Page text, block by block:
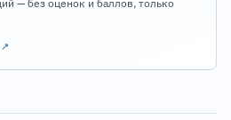
— без оценок и баллов, только
↗